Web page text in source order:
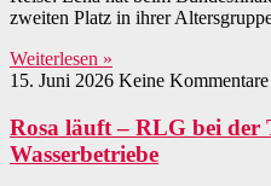
zweiten Platz in ihrer
Weiterlesen »
15. Juni 2026 Keine Kommentare
Rosa läuft – RLG bei der
Wasserbetriebe